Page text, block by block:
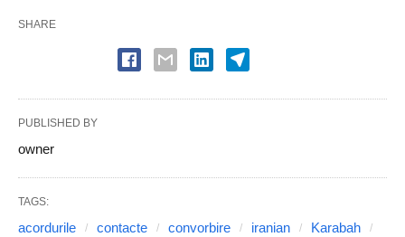
SHARE
PUBLISHED BY
owner
TAGS:
acordurile contacte convorbire iranian
Karabah